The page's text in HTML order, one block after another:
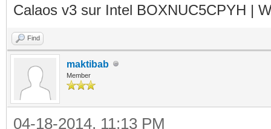
Calaos v3 sur Intel BOXNUC5CPYH |
Find
maktibab
Member
04-18-2014, 11:13 PM